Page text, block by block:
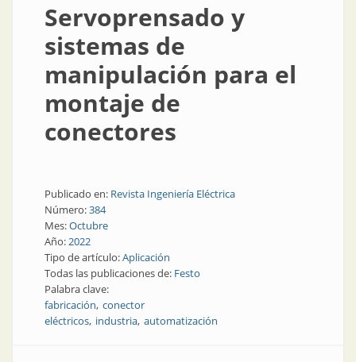
Servoprensado y
sistemas de
manipulación para el
montaje de
conectores
Publicado en: Revista Ingeniería Eléctrica
Número:384
Mes:Octubre
Año:2022
Tipo de artículo:Aplicación
Todas las publicaciones de: Festo
Palabra clave:
fabricación conector
eléctricos industria automatización